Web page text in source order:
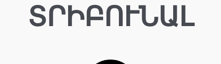
ՏՐԻԲՈՒՆԱԼ